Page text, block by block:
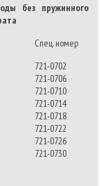
без пружинного
Спец. номер
721-0702
721-0706
721-0710
721-0714
721-0718
721-0722
721-0726
721-0730